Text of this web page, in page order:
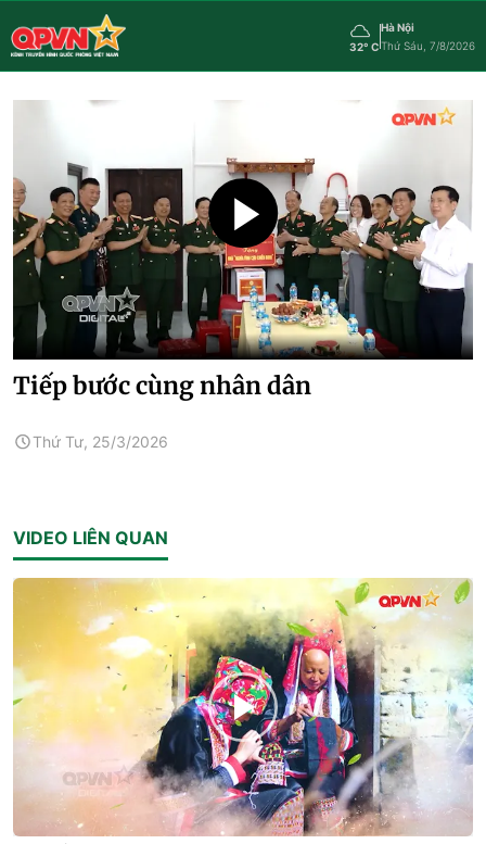
32° C
Hà Nội
Thứ Sáu, 7/8/2026
Tiếp bước cùng nhân dân
Thứ Tư, 25/3/2026
VIDEO LIÊN QUAN